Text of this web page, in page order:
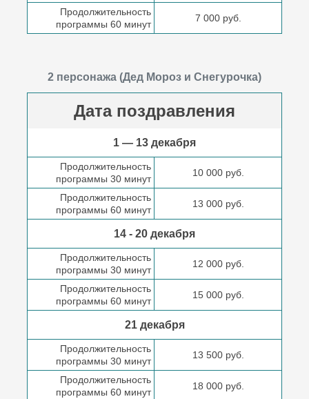
Продолжительность
программы 60 минут
7 000 руб.
2 персонажа (Дед Мороз и Снегурочка)
Дата поздравления
1 — 13 декабря
Продолжительность
программы 30 минут
10 000 руб.
Продолжительность
программы 60 минут
13 000 руб.
14 - 20 декабря
Продолжительность
программы 30 минут
12 000 руб.
Продолжительность
программы 60 минут
15 000 руб.
21 декабря
Продолжительность
программы 30 минут
13 500 руб.
Продолжительность
программы 60 минут
18 000 руб.